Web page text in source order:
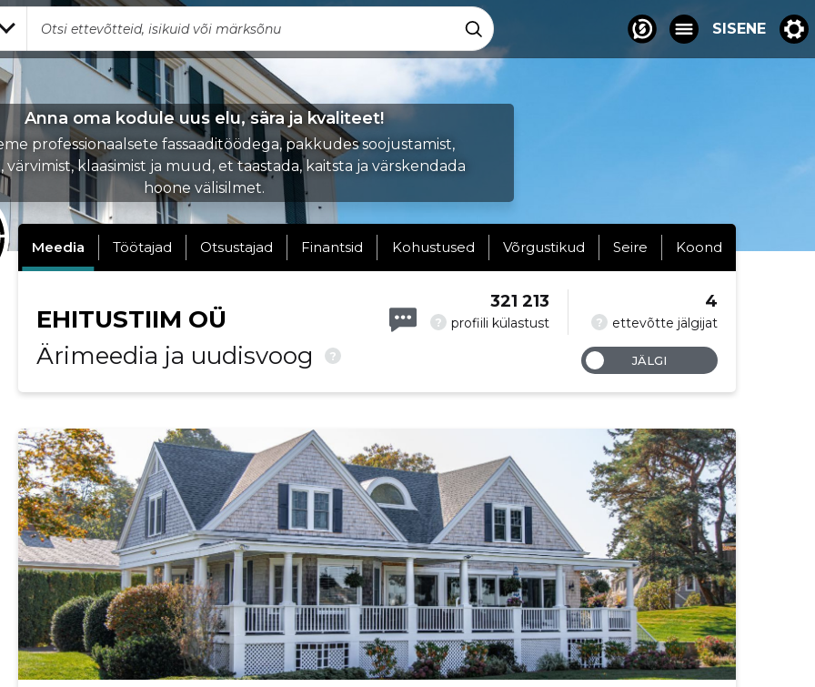
SISENE
Anna oma kodule uus elu, sära ja kvaliteet!
professionaalsete fassaaditöödega, pakkudes soojustamist,
värvimist, klaasimist ja muud, et taastada, kaitsta ja värskendada
hoone välisilmet.
Meedia Töötajad Otsustajad Finantsid Kohustused Võrgustikud Seire Koond
EHITUSTIIM OÜ
Ärimeedia ja uudisvoog
?
? profiili külastust
321 213
? ettevõtte jälgijat
4
JÄLGI